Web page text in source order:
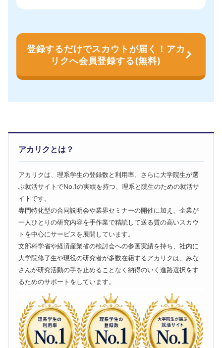
登録するだけでスカウトが届く！アカ
リクへ会員登録する(無料)
アカリクとは？
アカリクは、理系学生の登録数と利用率、さらに大学院生が選
ぶ就活サイトでNo.1の実績を持つ、理系と院生のための就活サ
イトです。
専門特化型の合同説明会や業界セミナーの開催に加え、企業が
一人ひとりの研究内容を手作業で精読して送る質の高いスカウ
トを中心にサービスを展開しています。
文部科学省や経済産業省の検討会への参画実績を持ち、社内に
大学院修了生や現役の研究者が多数在籍するアカリクは、みな
さんが研究活動の手を止めることなく納得のいく進路選択をす
るためのサポートをしています。